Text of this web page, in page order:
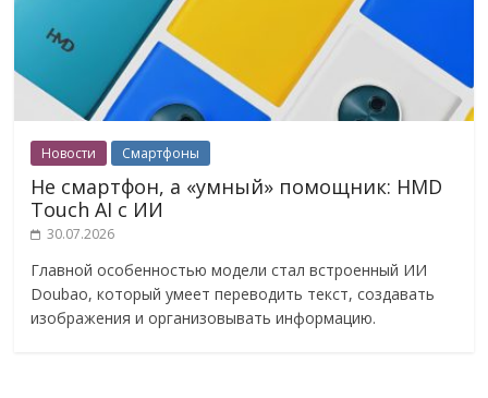
Новости Смартфоны
Не смартфон, а «умный» помощник: HMD
Touch AI с ИИ
30.07.2026
Главной особенностью модели стал встроенный ИИ
Doubao, который умеет переводить текст, создавать
изображения и организовывать информацию.